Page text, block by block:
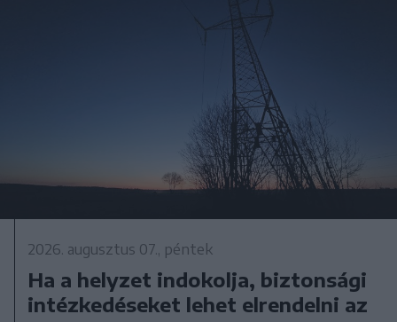
2026. augusztus 07., péntek
Ha a helyzet indokolja, biztonsági
intézkedéseket lehet elrendelni az